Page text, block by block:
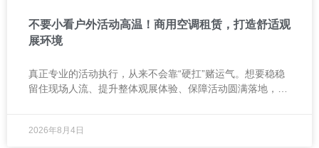
不要小看户外活动高温！商用空调租赁，打造舒适观
展环境
真正专业的活动执行，从来不会靠“硬扛”赌运气。想要稳稳
留住现场人流、提升整体观展体验、保障活动圆满落地，适
2026年8月4日